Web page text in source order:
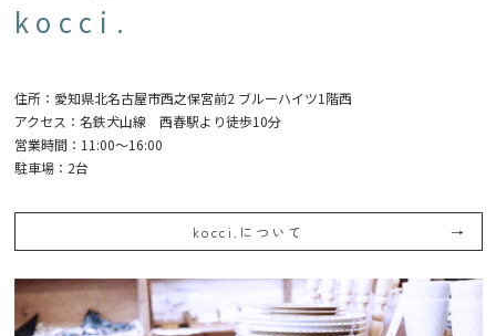
kocci.
住所：愛知県北名古屋市西之保宮前2 ブルーハイツ1階西
アクセス：名鉄犬山線 西春駅より徒歩10分
営業時間：11:00〜16:00
駐車場：2台
kocci.について